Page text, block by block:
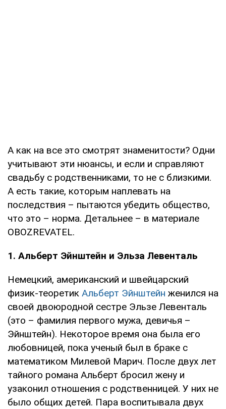
А как на все это смотрят знаменитости? Одни
учитывают эти нюансы, и если и справляют
свадьбу с родственниками, то не с близкими.
А есть такие, которым наплевать на
последствия – пытаются убедить общество,
что это – норма. Детальнее – в материале
OBOZREVATEL.
1. Альберт Эйнштейн и Эльза Левенталь
Немецкий, американский и швейцарский
физик-теоретик Альберт Эйнштейн женился на
своей двоюродной сестре Эльзе Левенталь
(это – фамилия первого мужа, девичья –
Эйнштейн). Некоторое время она была его
любовницей, пока ученый был в браке с
математиком Милевой Марич. После двух лет
тайного романа Альберт бросил жену и
узаконил отношения с родственницей. У них не
было общих детей. Пара воспитывала двух